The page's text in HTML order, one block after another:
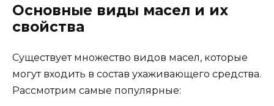
Основные виды масел и их
свойства
Существует множество видов масел, которые
могут входить в состав ухаживающего средства.
Рассмотрим самые популярные: